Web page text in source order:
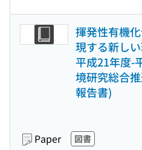
揮発性有機
現する新し
平成21年度-
境研究総合
報告書)
Paper 図書